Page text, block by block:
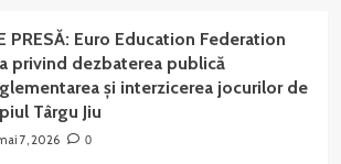
PRESĂ: Euro Education Federation
privind dezbaterea publică
și interzicerea jocurilor de
Târgu Jiu
7, 2026 0